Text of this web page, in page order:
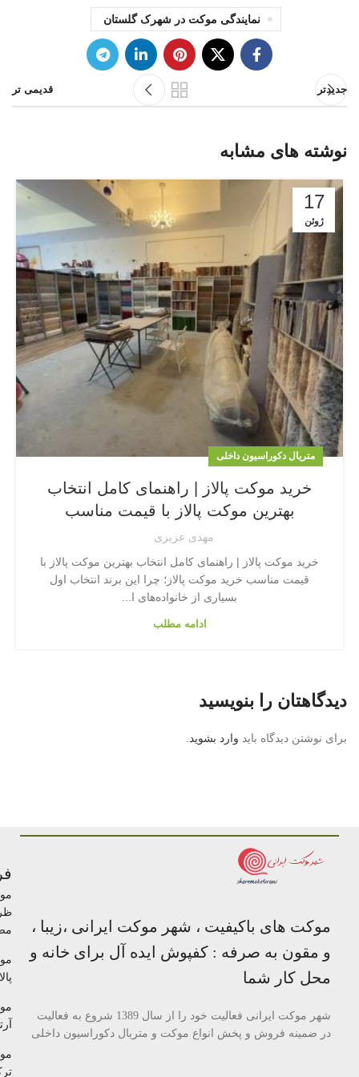
نمایندگی موکت در شهرک گلستان
جدیدتر قدیمی تر
نوشته های مشابه
17
ژوئن
متریال دکوراسیون داخلی
خرید موکت پالاز | راهنمای کامل انتخاب
بهترین موکت پالاز با قیمت مناسب
مهدی عزیزی
خرید موکت پالاز | راهنمای کامل انتخاب بهترین موکت پالاز با
قیمت مناسب خرید موکت پالاز؛ چرا این برند انتخاب اول
بسیاری از خانواده‌های ا...
ادامه مطلب
دیدگاهتان را بنویسید
برای نوشتن دیدگاه باید وارد بشوید
موکت های باکیفیت ، شهر موکت ایرانی ،زیبا ،
و مقون به صرفه : کفپوش ایده آل برای خانه و
محل کار شما
شهر موکت ایرانی فعالیت خود را از سال 1389 شروع به فعالیت
در ضمینه فروش و پخش انواع موکت و متریال دکوراسیون داخلی